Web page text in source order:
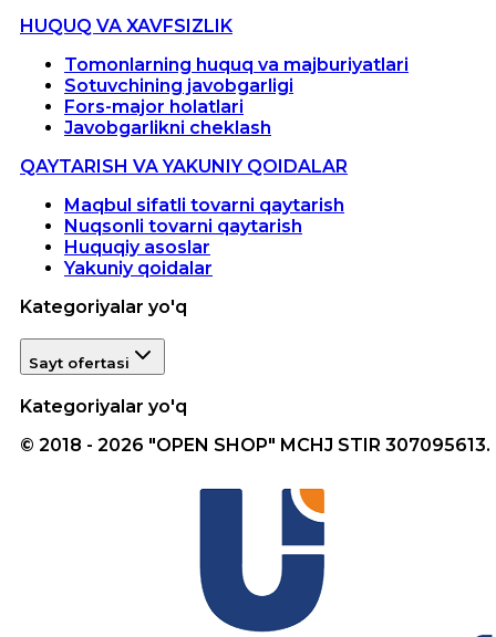
HUQUQ VA XAVFSIZLIK
Tomonlarning huquq va majburiyatlari
Sotuvchining javobgarligi
Fors-major holatlari
Javobgarlikni cheklash
QAYTARISH VA YAKUNIY QOIDALAR
Maqbul sifatli tovarni qaytarish
Nuqsonli tovarni qaytarish
Huquqiy asoslar
Yakuniy qoidalar
Kategoriyalar yo'q
Sayt ofertasi
Kategoriyalar yo'q
© 2018 - 2026 "OPEN SHOP" MCHJ STIR 307095613.